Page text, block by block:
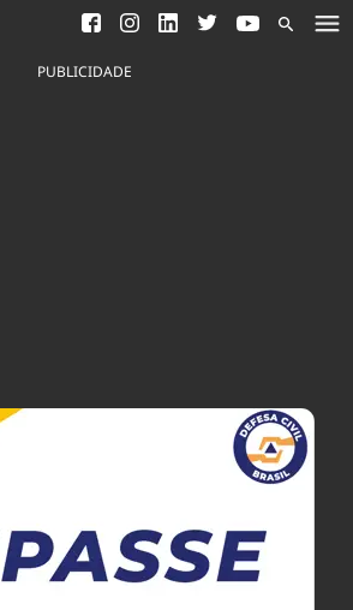
Saneamento
Indicadores
Meio Ambiente
Saúde
Tempo
PUBLICIDADE